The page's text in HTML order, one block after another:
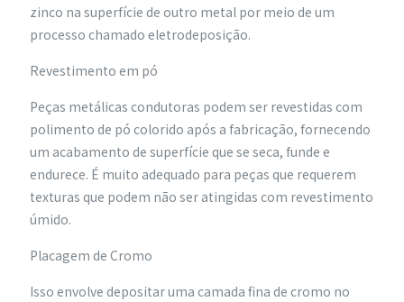
zinco na superfície de outro metal por meio de um
processo chamado eletrodeposição.
Revestimento em pó
Peças metálicas condutoras podem ser revestidas com
polimento de pó colorido após a fabricação, fornecendo
um acabamento de superfície que se seca, funde e
endurece. É muito adequado para peças que requerem
texturas que podem não ser atingidas com revestimento
úmido.
Placagem de Cromo
Isso envolve depositar uma camada fina de cromo no